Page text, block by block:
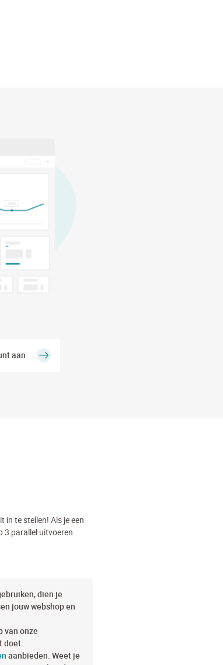
aan
in te stellen! Als je een
3 parallel uitvoeren.
dien je
jouw webshop en
van onze
doet.
aanbieden. Weet je